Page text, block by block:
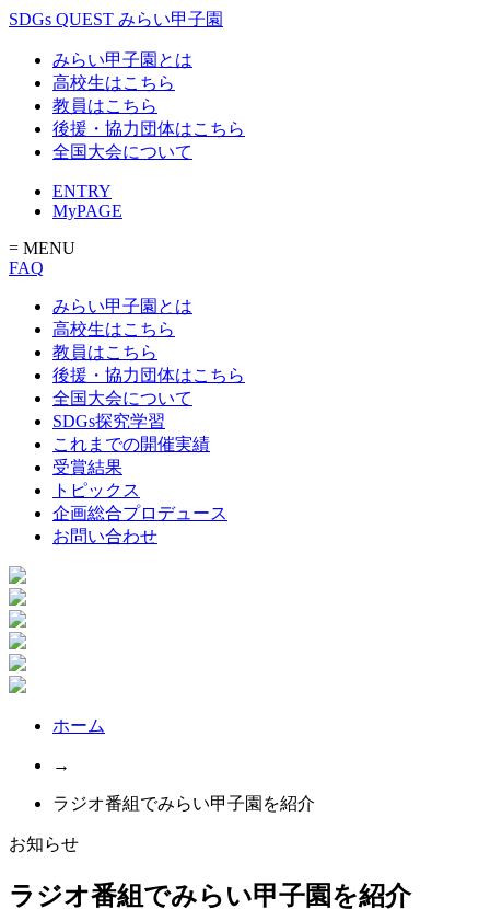
SDGs QUEST みらい甲子園
みらい甲子園とは
高校生はこちら
教員はこちら
後援・協力団体はこちら
全国大会について
ENTRY
MyPAGE
= MENU
FAQ
みらい甲子園とは
高校生はこちら
教員はこちら
後援・協力団体はこちら
全国大会について
SDGs探究学習
これまでの開催実績
受賞結果
トピックス
企画総合プロデュース
お問い合わせ
ホーム
→
ラジオ番組でみらい甲子園を紹介
お知らせ
ラジオ番組でみらい甲子園を紹介